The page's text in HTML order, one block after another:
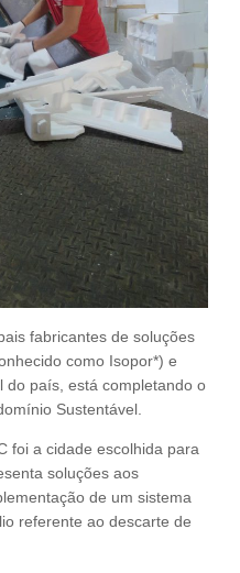
fabricantes de soluções
como Isopor*) e
do país, está completando o
Sustentável.
foi a cidade escolhida para
soluções aos
de um sistema
referente ao descarte de